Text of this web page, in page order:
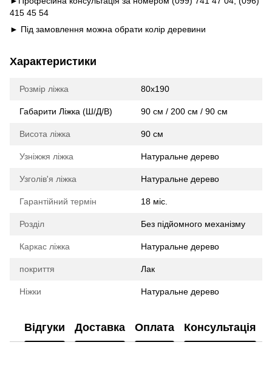
415 45 54
► Під замовлення можна обрати колір деревини
Характеристики
Розмір ліжка 80x190
Габарити Ліжка (Ш/Д/В) 90 см / 200 см / 90 см
Висота ліжка 90 см
Узніжжя ліжка Натуральне дерево
Узголів'я ліжка Натуральне дерево
Гарантійний термін 18 міс.
Розділ Без підйомного механізму
Каркас ліжка Натуральне дерево
покриття Лак
Ніжки Натуральне дерево
Відгуки Доставка Оплата Консультація